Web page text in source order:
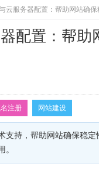
云服务器配置：帮助网站确
配置：帮助
注册 网站建设
支持，帮助网站确保稳
。